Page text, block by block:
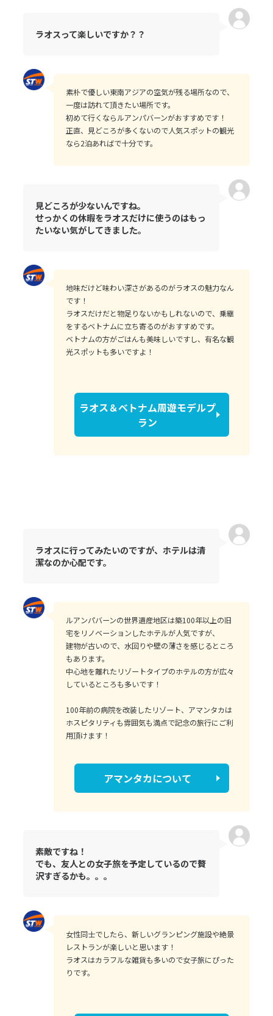
ラオスって楽しいですか？？
素朴で優しい東南アジアの空気が残る場所なので、
一度は訪れて頂きたい場所です。
初めて行くならルアンパバーンがおすすめです！
正直、見どころが多くないので人気スポットの観光
なら2泊あればで十分です。
見どころが少ないんですね。
せっかくの休暇をラオスだけに使うのはもっ
たいない気がしてきました。
地味だけど味わい深さがあるのがラオスの魅力なん
です！
ラオスだけだと物足りないかもしれないので、乗継
をするベトナムに立ち寄るのがおすすめです。
ベトナムの方がごはんも美味しいですし、有名な観
光スポットも多いですよ！
ラオス＆ベトナム周遊モデルプ
ラン
ラオスに行ってみたいのですが、ホテルは清
潔なのか心配です。
ルアンパバーンの世界遺産地区は築100年以上の旧
宅をリノベーションしたホテルが人気ですが、
建物が古いので、水回りや壁の薄さを感じるところ
もあります。
中心地を離れたリゾートタイプのホテルの方が広々
しているところも多いです！
100年前の病院を改装したリゾート、アマンタカは
ホスピタリティも雰囲気も満点で記念の旅行にご利
用頂けます！
アマンタカについて
素敵ですね！
でも、友人との女子旅を予定しているので贅
沢すぎるかも。。。
女性同士でしたら、新しいグランピング施設や絶景
レストランが楽しいと思います！
ラオスはカラフルな雑貨も多いので女子旅にぴった
りです。